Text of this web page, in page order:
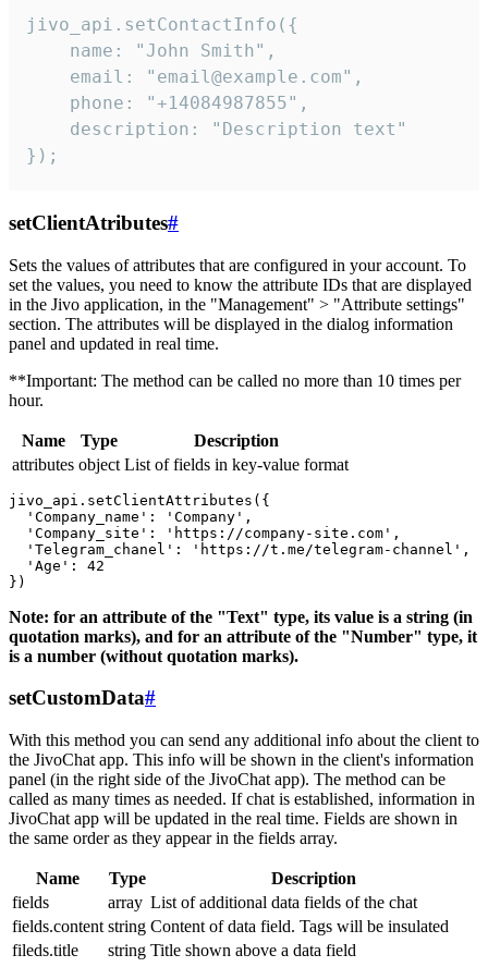
jivo_api.setContactInfo({
    name: "John Smith",
    email: "email@example.com",
    phone: "+14084987855",
    description: "Description text"
});
setClientAtributes#
Sets the values ​​of attributes that are configured in your account. To
set the values, you need to know the attribute IDs that are displayed
in the Jivo application, in the "Management" > "Attribute settings"
section. The attributes will be displayed in the dialog information
panel and updated in real time.
**Important: The method can be called no more than 10 times per
hour.
Name Type
Description
attributes object List of fields in key-value format
jivo_api.setClientAttributes({
  'Company_name': 'Company',
  'Company_site': 'https://company-site.com',
  'Telegram_chanel': 'https://t.me/telegram-channel',
  'Age': 42
Note: for an attribute of the "Text" type, its value is a string (in
quotation marks), and for an attribute of the "Number" type, it
is a number (without quotation marks).
setCustomData#
With this method you can send any additional info about the client to
the JivoChat app. This info will be shown in the client's information
panel (in the right side of the JivoChat app). The method can be
called as many times as needed. If chat is established, information in
JivoChat app will be updated in the real time. Fields are shown in
the same order as they appear in the fields array.
Name Type
Description
fields
array List of additional data fields of the chat
fields.content string Content of data field. Tags will be insulated
fileds.title
string Title shown above a data field